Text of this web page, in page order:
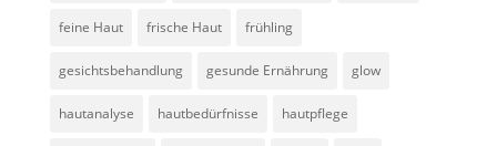
feine Haut frische Haut frühling
gesichtsbehandlung gesunde Ernährung glow
hautanalyse hautbedürfnisse hautpflege